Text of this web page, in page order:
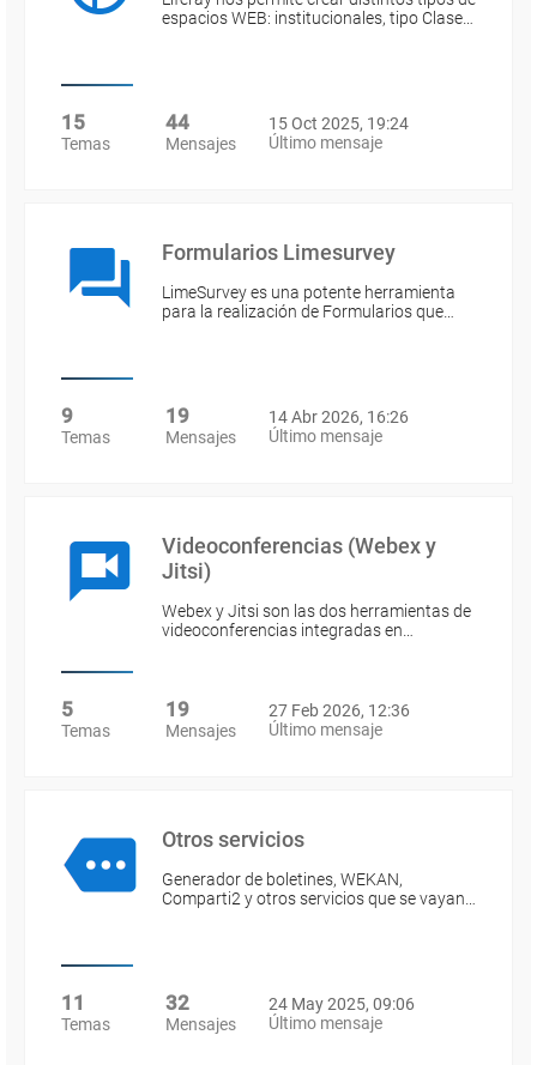
espacios WEB: institucionales, tipo Clase…
15
Temas
44
Mensajes
15 Oct 2025, 19:24
Último mensaje
Formularios Limesurvey
LimeSurvey es una potente herramienta
para la realización de Formularios que…
9
Temas
19
Mensajes
14 Abr 2026, 16:26
Último mensaje
Videoconferencias (Webex y
Jitsi)
Webex y Jitsi son las dos herramientas de
videoconferencias integradas en…
5
Temas
19
Mensajes
27 Feb 2026, 12:36
Último mensaje
Otros servicios
Generador de boletines, WEKAN,
Comparti2 y otros servicios que se vayan…
11
Temas
32
Mensajes
24 May 2025, 09:06
Último mensaje